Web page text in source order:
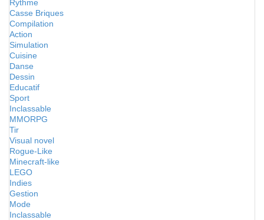
Rythme
Casse Briques
Compilation
Action
Simulation
Cuisine
Danse
Dessin
Educatif
Sport
Inclassable
MMORPG
Tir
Visual novel
Rogue-Like
Minecraft-like
LEGO
Indies
Gestion
Mode
Inclassable